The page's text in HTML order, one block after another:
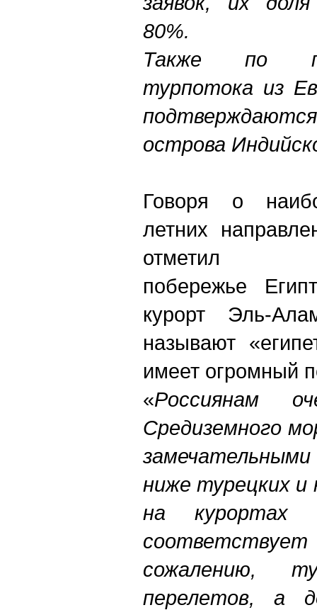
80%.
Также по
турпотока из
острова
Говоря о
летних
отметил
побережье
курорт Эль-
называют
имеет огромный
«Россиянам
Средиземного
ниже турецких
на курортах
сожалению,
перелетов, а